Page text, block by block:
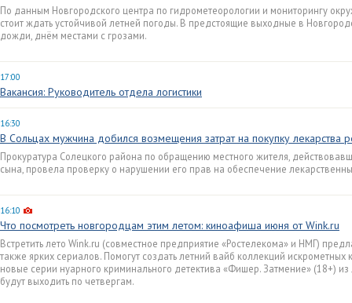
По данным Новгородского центра по гидрометеорологии и мониторингу
стоит ждать устойчивой летней погоды. В предстоящие выходные в
дожди, днём местами с грозами.
17:00
Вакансия: Руководитель отдела логистики
16:30
В Сольцах мужчина добился возмещения затрат на покупку лекарства
Прокуратура Солецкого района по обращению местного жителя,
сына, провела проверку о нарушении его прав на обеспечение
16:10
Что посмотреть новгородцам этим летом: киноафиша июня от Wink.ru
Встретить лето Wink.ru (совместное предприятие «Ростелекома» и НМГ)
также ярких сериалов. Помогут создать летний вайб коллекций
новые серии нуарного криминального детектива «Фишер. Затмение» (18+)
будут выходить по четвергам.